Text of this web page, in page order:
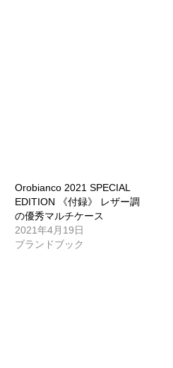
Orobianco 2021 SPECIAL
EDITION 《付録》 レザー調
の優秀マルチケース
2021年4月19日
ブランドブック